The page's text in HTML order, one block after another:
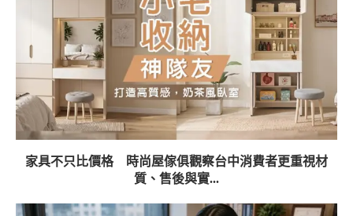
家具不只比價格 時尚屋傢俱觀察台中消費者更重視材
質、售後與實...